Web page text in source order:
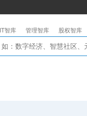
IT智库 管理智库 股权智库